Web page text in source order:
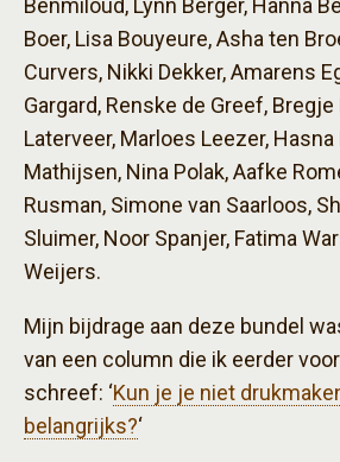
Benmiloud, Lynn Berger, Hanna
Boer, Lisa Bouyeure, Asha ten
Curvers, Nikki Dekker, Amarens
Gargard, Renske de Greef,
Laterveer, Marloes Leezer, Hasna
Mathijsen, Nina Polak, Aafke
Rusman, Simone van Saarloos,
Sluimer, Noor Spanjer, Fatima
Weijers.
Mijn bijdrage aan deze bundel
van een column die ik eerder
schreef: ‘Kun je je niet
belangrijks?‘